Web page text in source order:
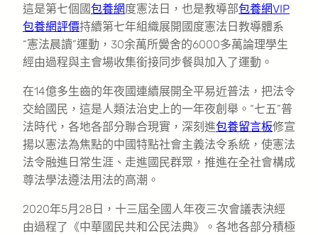
這是第七個國包養網度憲法日，也是教導部包養網VIP
包養網評價持續第七年組織展開國度憲法日教導體系
“憲法晨讀”運動，30余萬所黌舍的6000多萬論理學生
經由過程與主會場收集銜接同步餐與加入了運動。
在14億多生齒的年夜國連續展開全平易近普法，把法令
交給國民，這是人類法治史上的一年夜創舉。“七五”普
法時代，各地各部分聯合現實，深刻進包養留言板修宣
揚以憲法為焦點的中國特點社會主義法令系統，使憲法
法令融進日常生涯、走進國民群眾，推進在全社會構成
尊法學法遵法用法的高潮。
2020年5月28日，十三屆全國人年夜三次會議表決經
由過程了《中華國民共和公民法典》。各地各部分積極